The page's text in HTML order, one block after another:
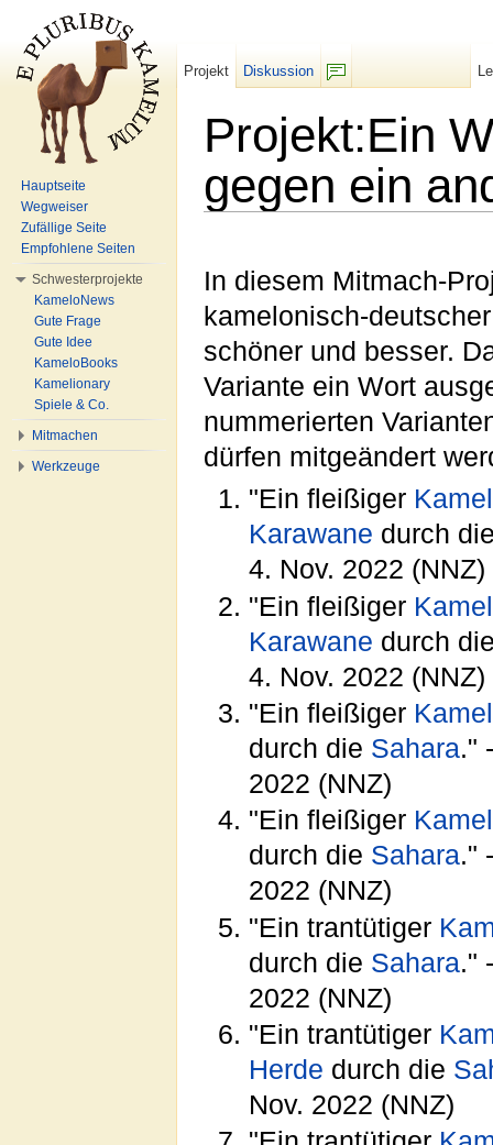
Projekt:Ein
gegen ein
In diesem Mitmach-
kamelonisch-
schöner und besser.
Variante ein Wort
nummerierten
dürfen mitgeändert
"Ein fleißiger
Karawane durch
4. Nov. 2022 (NNZ)
"Ein fleißiger
Karawane durch
4. Nov. 2022 (NNZ)
"Ein fleißiger
durch die Sahara."
2022 (NNZ)
"Ein fleißiger
durch die Sahara."
2022 (NNZ)
"Ein trantütiger
durch die Sahara."
2022 (NNZ)
"Ein trantütiger
Herde durch die
Nov. 2022 (NNZ)
Projekt
Diskussion
Hauptseite
Wegweiser
Zufällige Seite
Empfohlene Seiten
Schwesterprojekte
KameloNews
Gute Frage
Gute Idee
KameloBooks
Kamelionary
Spiele & Co.
Mitmachen
Werkzeuge